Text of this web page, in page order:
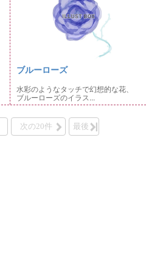
ブルーローズ
水彩のようなタッチで幻想的な花、
ブルーローズのイラス...
次の20件 最後